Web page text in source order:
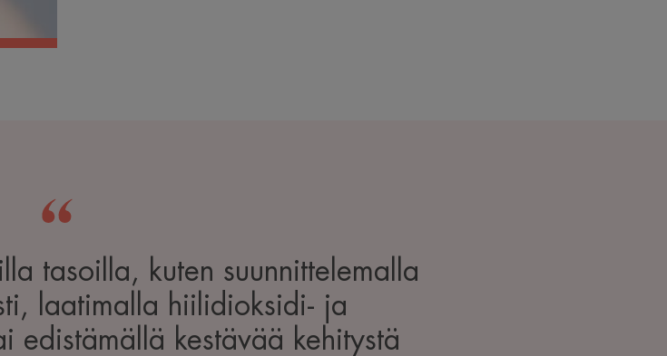
tasoilla, kuten suunnittelemalla
laatimalla hiilidioksidi- ja
edistämällä kestävää kehitystä